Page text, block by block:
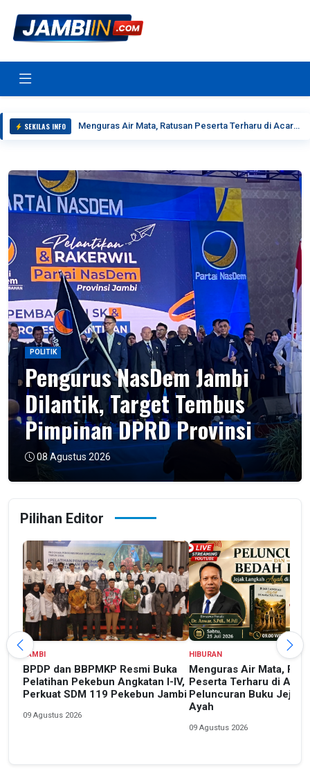
SEKILAS INFO Menguras Air Mata, Ratusan Peserta Terharu di Acara Peluncuran Buku Jejak Langkah Ayah
POLITIK
Pengurus NasDem Jambi
Dilantik, Target Tembus
Pimpinan DPRD Provinsi
08 Agustus 2026
Pilihan Editor
JAMBI
BPDP dan BBPMKP Resmi Buka
Pelatihan Pekebun Angkatan I-IV,
Perkuat SDM 119 Pekebun Jambi
09 Agustus 2026
HIBURAN
Menguras Air Mata,
Peserta Terharu di
Peluncuran Buku Jejak
Ayah
09 Agustus 2026